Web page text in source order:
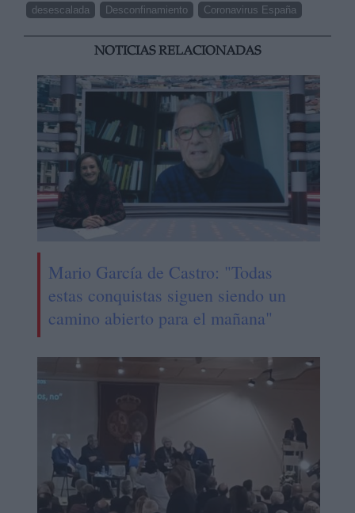
desescalada
Desconfinamiento Coronavirus España
NOTICIAS RELACIONADAS
Mario García de Castro: "Todas
estas conquistas siguen siendo un
camino abierto para el mañana"